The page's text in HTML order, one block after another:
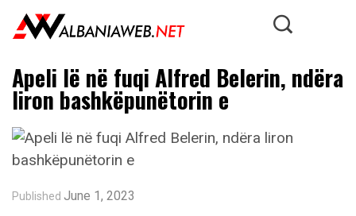
Apeli lë në fuqi Alfred Belerin, ndëra
liron bashkëpunëtorin e
Published June 1, 2023